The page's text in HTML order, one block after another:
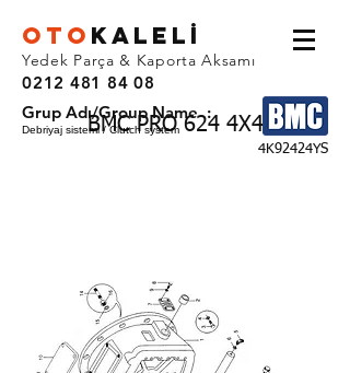
OTO KALEL İ
Yedek Parça & Kaporta Aksamı
0212 481 84 08
BMC PRO 624 4X4
Grup Adı/Group Name :
Debriyaj sistemi / Clutch system
4K92424YS